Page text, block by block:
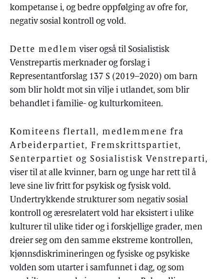
kompetanse i, og bedre oppfølging av ofre for,
negativ sosial kontroll og vold.
Dette medlem viser også til Sosialistisk
Venstrepartis merknader og forslag i
Representantforslag 137 S (2019–2020) om barn
som blir holdt mot sin vilje i utlandet, som blir
behandlet i familie- og kulturkomiteen.
Komiteens flertall, medlemmene fra
Arbeiderpartiet, Fremskrittspartiet,
Senterpartiet og Sosialistisk Venstreparti,
viser til at alle kvinner, barn og unge har rett til å
leve sine liv fritt for psykisk og fysisk vold.
Undertrykkende strukturer som negativ sosial
kontroll og æresrelatert vold har eksistert i ulike
kulturer til ulike tider og i forskjellige grader, men
dreier seg om den samme ekstreme kontrollen,
kjønnsdiskrimineringen og fysiske og psykiske
volden som utarter i samfunnet i dag, og som